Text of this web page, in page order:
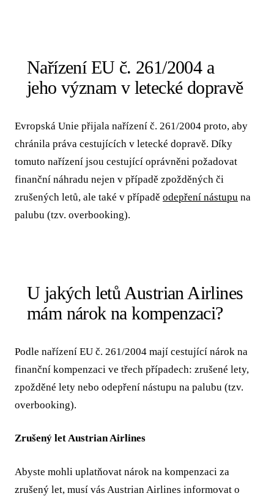
Nařízení EU č. 261/2004 a
jeho význam v letecké dopravě
Evropská Unie přijala nařízení č. 261/2004 proto, aby
chránila práva cestujících v letecké dopravě. Díky
tomuto nařízení jsou cestující oprávněni požadovat
finanční náhradu nejen v případě zpožděných či
zrušených letů, ale také v případě odepření nástupu na
palubu (tzv. overbooking).
U jakých letů Austrian Airlines
mám nárok na kompenzaci?
Podle nařízení EU č. 261/2004 mají cestující nárok na
finanční kompenzaci ve třech případech: zrušené lety,
zpožděné lety nebo odepření nástupu na palubu (tzv.
overbooking).
Zrušený let Austrian Airlines
Abyste mohli uplatňovat nárok na kompenzaci za
zrušený let, musí vás Austrian Airlines informovat o